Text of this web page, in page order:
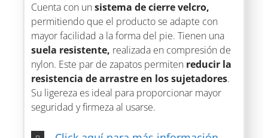
Cuenta con unsistema de cierre velcro,
permitiendo que el producto se adapte con
mayor facilidad a la forma del pie. Tienen una
suela resistente, realizada en compresión de
nylon. Este par de zapatos permiten reducir la
resistencia de arrastre en los sujetadores.
Su ligereza es ideal para proporcionar mayor
seguridad y firmeza al usarse.